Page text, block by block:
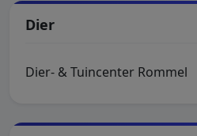
Dier
Dier- & Tuincenter Rommel